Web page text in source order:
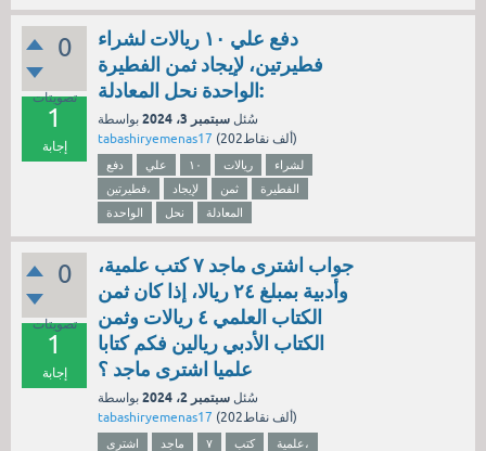
0
تصويتات
1
إجابة
دفع علي ١٠ ريالات لشراء
فطيرتين، لإيجاد ثمن الفطيرة
الواحدة نحل المعادلة:
سُئل سبتمبر 3، 2024
بواسطة
tabashiryemenas17 ( 202ألف نقاط)
دفع علي ١٠ ريالات
لشراء
فطيرتين،
لإيجاد ثمن
الفطيرة
الواحدة
نحل المعادلة
0
تصويتات
1
إجابة
جواب اشترى ماجد ٧ كتب علمية،
وأدبية بمبلغ ٢٤ ريالا، إذا كان ثمن
الكتاب العلمي ٤ ريالات وثمن
الكتاب الأدبي ريالين فكم كتابا
علميا اشترى ماجد ؟
سُئل سبتمبر 2، 2024
بواسطة
tabashiryemenas17 ( 202ألف نقاط)
اشترى ماجد ٧ كتب
علمية،